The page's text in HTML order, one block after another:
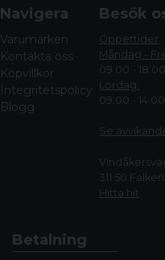
Navigera
Varumärken
Kontakta oss
Köpvillkor
Integritetspolicy
Blogg
Besök
Öppettider
Måndag -
09.00 - 18.00
Lördag:
09.00 - 14.00
Se
311 50
Hitta hit
Betalning